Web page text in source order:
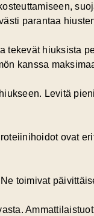
parantaa
hiuksista
kanssa
Levitä
ovat
toimivat